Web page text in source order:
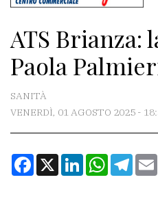
Meteo
CONTATTI
Scrivici
ATS Brianza:
Paola
SANITÀ
VENERDÌ, 01 AGOSTO 2025 -
Facebook
X LinkedIn